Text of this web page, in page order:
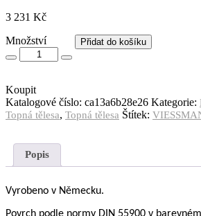
3 231 Kč
MnožstvíMnožstvíPřidat do košíku
Koupit
Katalogové číslo: ca13a6b28e26 Kategorie:
Topná tělesa, Topná tělesa Štítek:
Popis
Vyrobeno v Německu.
Povrch podle normy DIN 55900 v